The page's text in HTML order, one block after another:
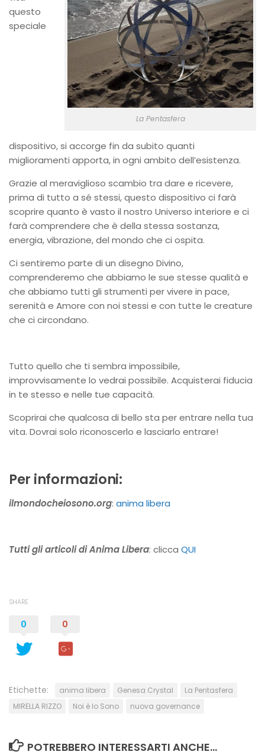
La Pentasfera
questo
speciale
dispositivo, si accorge fin da subito quanti
miglioramenti apporta, in ogni ambito dell’esistenza.
Grazie al meraviglioso scambio tra dare e ricevere,
prima di tutto a sé stessi, questo dispositivo ci farà
scoprire quanto è vasto il nostro Universo interiore e ci
farà comprendere che è della stessa sostanza,
energia, vibrazione, del mondo che ci ospita.
Ci sentiremo parte di un disegno Divino,
comprenderemo che abbiamo le sue stesse qualità e
che abbiamo tutti gli strumenti per vivere in pace,
serenità e Amore con noi stessi e con tutte le creature
che ci circondano.
Tutto quello che ti sembra impossibile,
improvvisamente lo vedrai possibile. Acquisterai fiducia
in te stesso e nelle tue capacità.
Scoprirai che qualcosa di bello sta per entrare nella tua
vita. Dovrai solo riconoscerlo e lasciarlo entrare!
Per informazioni:
ilmondocheiosono.org: anima libera
Tutti gli articoli di Anima Libera: clicca QUI
SHARE
0 0
Etichette: anima libera Genesa Crystal
La Pentasfera
MIRELLA RIZZO
Noi è Io Sono nuova governance
POTREBBERO INTERESSARTI ANCHE...